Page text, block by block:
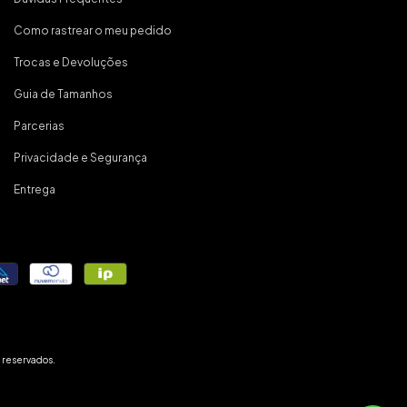
Como rastrear o meu pedido
Trocas e Devoluções
Guia de Tamanhos
Parcerias
Privacidade e Segurança
Entrega